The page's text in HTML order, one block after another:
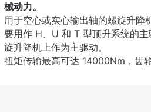
械动力。
用于空心或实心输出轴的螺旋升降
要用作 H、U 和 T 型顶升系统的
旋升降机上作为主驱动。
扭矩传输最高可达 14000Nm，齿